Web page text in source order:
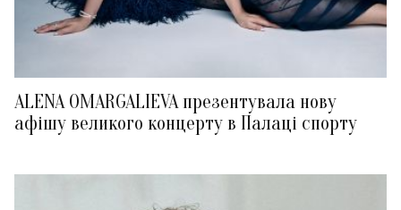
ALENA OMARGALIEVA презентувала нову
афішу великого концерту в Палаці спорту